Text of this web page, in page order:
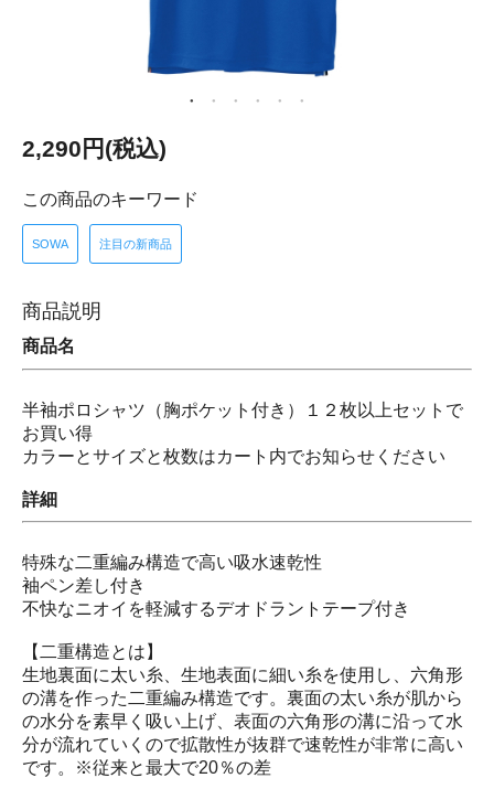
2,290円(税込)
この商品のキーワード
SOWA 注目の新商品
商品説明
商品名
半袖ポロシャツ（胸ポケット付き）１２枚以上セットで
お買い得
カラーとサイズと枚数はカート内でお知らせください
詳細
特殊な二重編み構造で高い吸水速乾性
袖ペン差し付き
不快なニオイを軽減するデオドラントテープ付き
【二重構造とは】
生地裏面に太い糸、生地表面に細い糸を使用し、六角形
の溝を作った二重編み構造です。裏面の太い糸が肌から
の水分を素早く吸い上げ、表面の六角形の溝に沿って水
分が流れていくので拡散性が抜群で速乾性が非常に高い
です。※従来と最大で20％の差